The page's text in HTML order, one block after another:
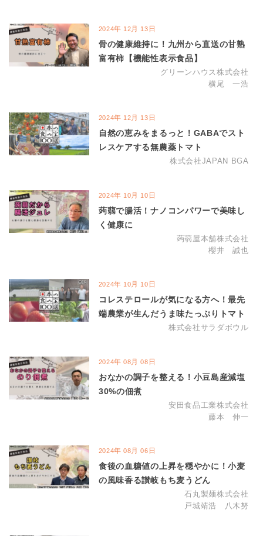
2024年 12月 13 日
骨の健康維持に！九州から直送の甘熟
富有柿【機能性表示食品】
グリーンハウス株式会社
横尾 一浩
2024年 12月 13 日
自然の恵みをまるっと！GABAでスト
レスケアする無農薬トマト
株式会社JAPAN BGA
2024年 10月 10 日
蒟蒻で腸活！ナノコンパワーで美味し
く健康に
蒟蒻屋本舗株式会社
櫻井 誠也
2024年 10月 10 日
コレステロールが気になる方へ！最先
端農業が生んだうま味たっぷりトマト
株式会社サラダボウル
2024年 08月 08 日
おなかの調子を整える！小豆島産減塩
30%の佃煮
安田食品工業株式会社
藤本 伸一
2024年 08月 06 日
食後の血糖値の上昇を穏やかに！小麦
の風味香る讃岐もち麦うどん
石丸製麺株式会社
戸城靖浩 八木努